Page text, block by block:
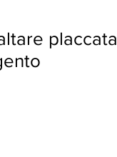
placcata